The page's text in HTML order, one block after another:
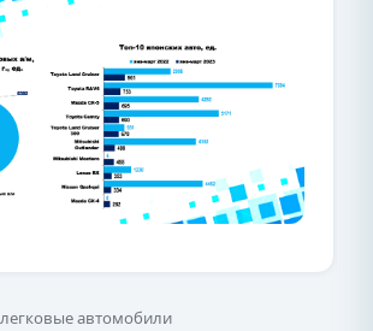
автомобили